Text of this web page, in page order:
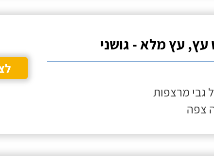
עץ מלא - גושני
גבי מרצפות
צפה